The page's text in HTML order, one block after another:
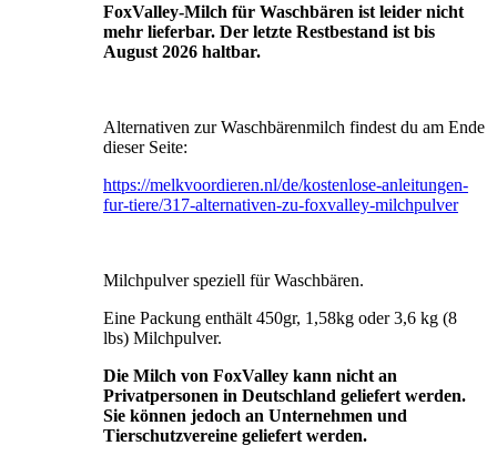
FoxValley-Milch für Waschbären ist leider nicht
mehr lieferbar. Der letzte Restbestand ist bis
August 2026 haltbar.
Alternativen zur Waschbärenmilch findest du am Ende
dieser Seite:
https://melkvoordieren.nl/de/kostenlose-anleitungen-
fur-tiere/317-alternativen-zu-foxvalley-milchpulver
Milchpulver speziell für Waschbären.
Eine Packung enthält 450gr, 1,58kg oder 3,6 kg (8
lbs) Milchpulver.
Die Milch von FoxValley kann nicht an
Privatpersonen in Deutschland geliefert werden.
Sie können jedoch an Unternehmen und
Tierschutzvereine geliefert werden.